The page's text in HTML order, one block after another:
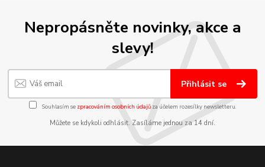
Nepropásněte novinky, akce a
slevy!
Přihlásit se
Souhlasím se zpracováním osobních údajůza účelem rozesílky newsletteru.
Můžete se kdykoli odhlásit. Zasíláme jednou za 14 dní.